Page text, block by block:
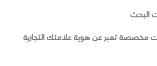
البحث
مخصصة تعبر عن هوية علامتك التجارية